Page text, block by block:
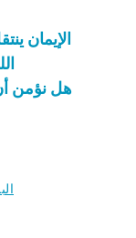
الإيمان
هل نؤمن